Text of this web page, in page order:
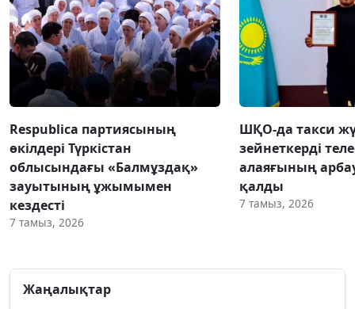
Respublica партиясының
өкілдері Түркістан
облысындағы «Балмұздақ»
зауытының ұжымымен
кездесті
7 тамыз, 2026
ШҚО-да такси
зейнеткерді
алаяғының
қалды
7 тамыз, 2026
Жаңалықтар